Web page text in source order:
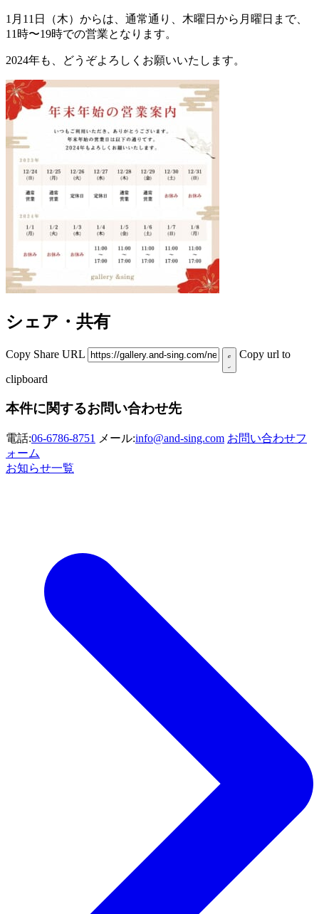
1月11日（木）からは、通常通り、木曜日から月曜日まで、
11時〜19時での営業となります。
2024年も、どうぞよろしくお願いいたします。
シェア・共有
Copy Share URL Copy url to
clipboard
本件に関するお問い合わせ先
電話:06-6786-8751 メール:info@and-sing.com お問い合わせフ
ォーム
お知らせ一覧